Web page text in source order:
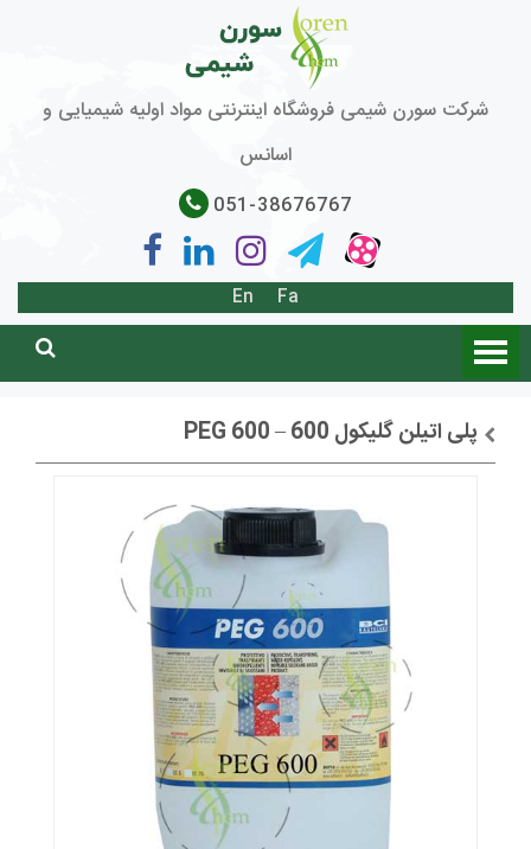
شرکت سورن شیمی فروشگاه اینترنتی مواد اولیه شیمیایی و
اسانس
051-38676767
Fa
En
پلی اتیلن گلیکول 600 – PEG 600